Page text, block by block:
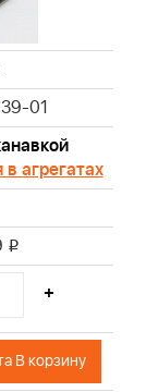
01
агрегатах
i
+
В корзину